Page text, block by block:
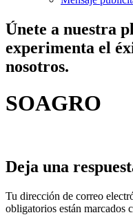
Únete a nuestra
experimenta el
nosotros.
SOAGRO
Deja una
Tu dirección de correo
obligatorios están marcados